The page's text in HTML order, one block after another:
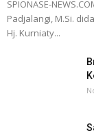
SPIONASE-
Padjalangi, M.Si.
Hj. Kurniaty...